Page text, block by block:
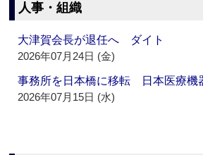
人事・組織
大津賀会長が退任へ ダイト
2026年07月24日 (金)
事務所を日本橋に移転 日本医療機
2026年07月15日 (水)